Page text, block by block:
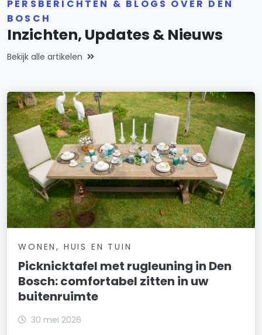
PERSBERICHTEN & BLOGS OVER DEN
BOSCH
Inzichten, Updates & Nieuws
Bekijk alle artikelen
WONEN, HUIS EN TUIN
Picknicktafel met rugleuning in Den
Bosch: comfortabel zitten in uw
buitenruimte
30 mei 2026